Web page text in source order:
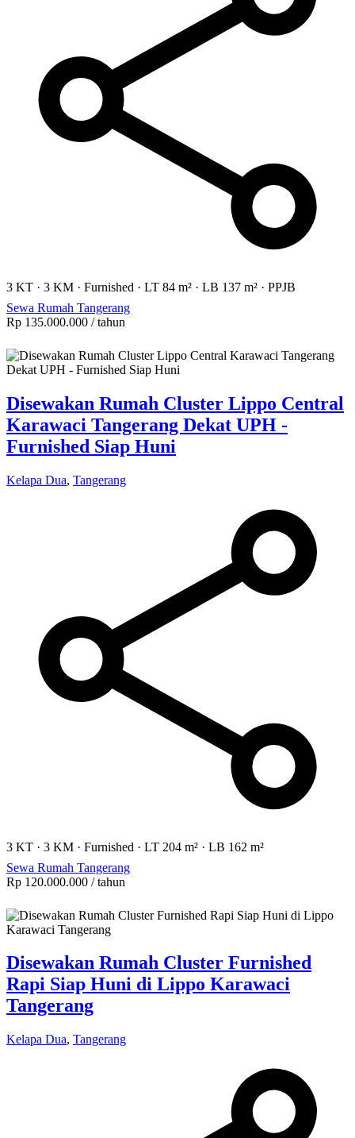
3 KT · 3 KM · Furnished · LT 84 m² · LB 137 m² · PPJB
Sewa Rumah Tangerang
Rp 135.000.000 / tahun
Disewakan Rumah Cluster Lippo Central
Karawaci Tangerang Dekat UPH -
Furnished Siap Huni
Kelapa Dua, Tangerang
3 KT · 3 KM · Furnished · LT 204 m² · LB 162 m²
Sewa Rumah Tangerang
Rp 120.000.000 / tahun
Disewakan Rumah Cluster Furnished
Rapi Siap Huni di Lippo Karawaci
Tangerang
Kelapa Dua, Tangerang